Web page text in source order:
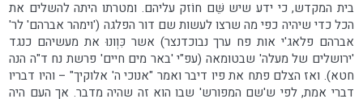
בית המקדש, כי ידע שיש שֵּׁם חוֹזק עליהם. ומטרתו היתה להשלים את
הכל כדי שיהיה כפי מה שרצו לעשות שם דור הפלגה ('וימהר אברהם' לר'
אברהם פלאג'י אות פח ערך נבוכדנצר) אשר כִּוְונוּ את מעשיהם כנגד
'ירושלים של מעלה' שבטומאה (עפ"י 'באר מים חיים' פרשת נח ד"ה הנה
חטא). ואז הצלם פתח את פיו דיבר ואמר "אנוכי ה' אלוקיך" – והיו דבריו
דברי אמת, לפי ש'שם המפורש' שבו הוא זה שהיה מדבר. אך העם היה